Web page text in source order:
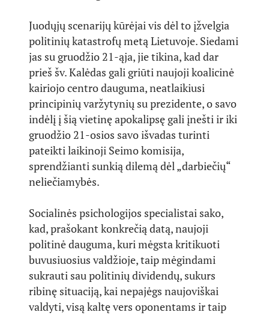
Juodųjų scenarijų kūrėjai vis dėl to įžvelgia
politinių katastrofų metą Lietuvoje. Siedami
jas su gruodžio 21-ąja, jie tikina, kad dar
prieš šv. Kalėdas gali griūti naujoji koalicinė
kairiojo centro dauguma, neatlaikiusi
principinių varžytynių su prezidente, o savo
indėlį į šią vietinę apokalipsę gali įnešti ir iki
gruodžio 21-osios savo išvadas turinti
pateikti laikinoji Seimo komisija,
sprendžianti sunkią dilemą dėl „darbiečių“
neliečiamybės.
Socialinės psichologijos specialistai sako,
kad, prašokant konkrečią datą, naujoji
politinė dauguma, kuri mėgsta kritikuoti
buvusiuosius valdžioje, taip mėgindami
sukrauti sau politinių dividendų, sukurs
ribinę situaciją, kai nepajėgs naujoviškai
valdyti, visą kaltę vers oponentams ir taip